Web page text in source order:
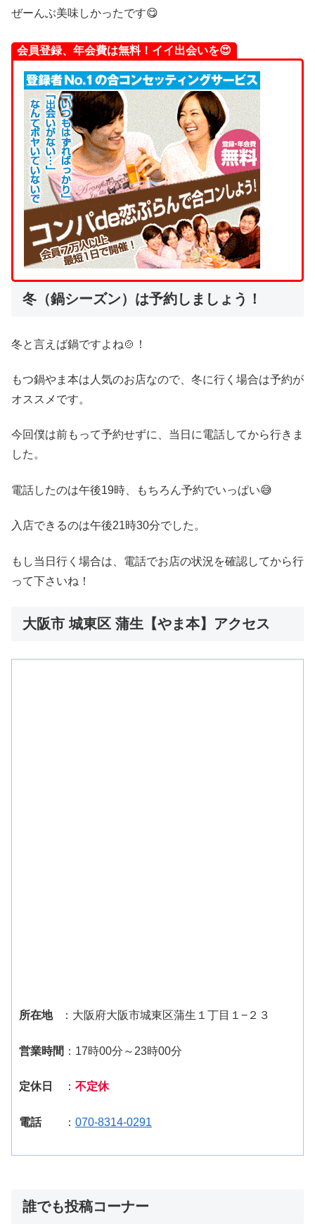
ぜーんぶ美味しかったです😋
会員登録、年会費は無料！イイ出会いを😍
冬（鍋シーズン）は予約しましょう！
冬と言えば鍋ですよね🍲！
もつ鍋やま本は人気のお店なので、冬に行く場合は予約が
オススメです。
今回僕は前もって予約せずに、当日に電話してから行きま
した。
電話したのは午後19時、もちろん予約でいっぱい😅
入店できるのは午後21時30分でした。
もし当日行く場合は、電話でお店の状況を確認してから行
って下さいね！
大阪市 城東区 蒲生【やま本】アクセス
所在地 ：大阪府大阪市城東区蒲生１丁目１−２３
営業時間 ：17時00分～23時00分
定休日 ： 不定休
電話 ： 070-8314-0291
誰でも投稿コーナー